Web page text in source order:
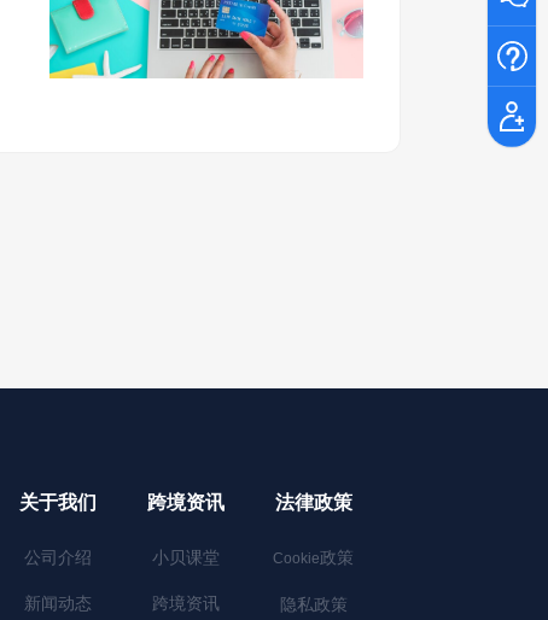
关于我们
公司介绍
新闻动态
跨境资讯
小贝课堂
跨境资讯
法律政策
Cookie政策
隐私政策